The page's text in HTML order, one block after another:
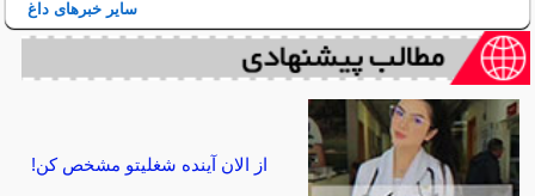
سایر خبرهای داغ
از الان آینده شغلیتو مشخص کن!